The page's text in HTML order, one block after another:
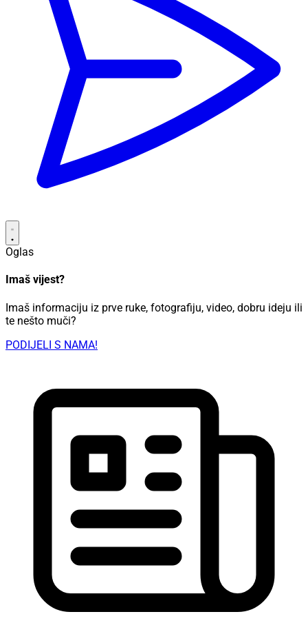
Oglas
Imaš vijest?
Imaš informaciju iz prve ruke, fotografiju, video, dobru ideju ili
te nešto muči?
PODIJELI S NAMA!